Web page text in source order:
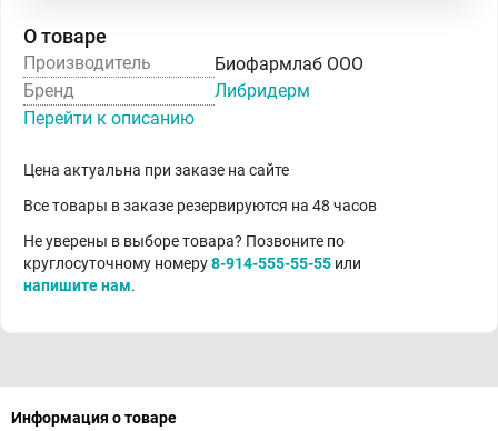
О товаре
Производитель
Биофармлаб ООО
Бренд
Либридерм
Перейти к описанию
Цена актуальна при заказе на сайте
Все товары в заказе резервируются на 48 часов
Не уверены в выборе товара? Позвоните по
круглосуточному номеру8-914-555-55-55 или
напишите нам.
Информация о товаре